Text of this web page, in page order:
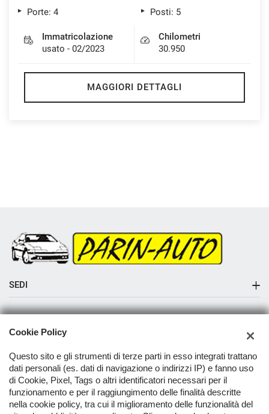
Porte: 4
Posti: 5
Immatricolazione
usato - 02/2023
Chilometri
30.950
MAGGIORI DETTAGLI
SEDI
Contatti
Cookie Policy
Questo sito e gli strumenti di terze parti in esso integrati trattano
dati personali (es. dati di navigazione o indirizzi IP) e fanno uso
di Cookie, Pixel, Tags o altri identificatori necessari per il
funzionamento e per il raggiungimento delle finalità descritte
nella cookie policy, tra cui il miglioramento delle funzionalità del